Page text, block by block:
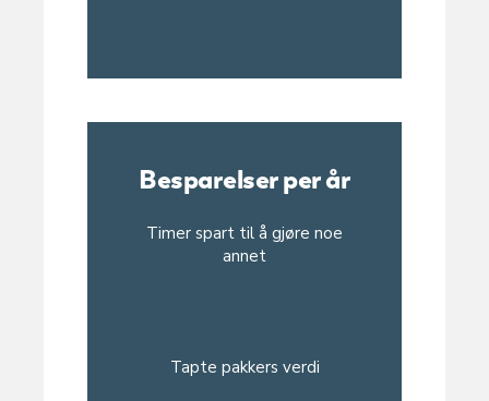
Besparelser per år
Timer spart til å gjøre noe
annet
Tapte pakkers verdi